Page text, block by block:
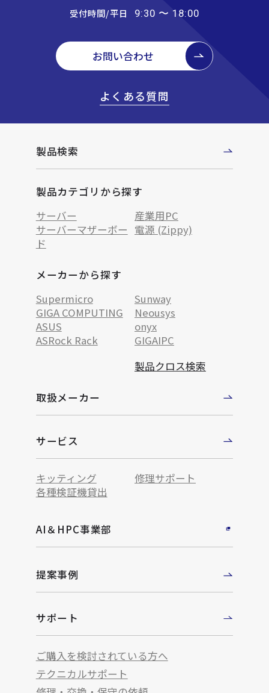
受付時間/平日 9:30 〜 18:00
お問い合わせ
よくある質問
製品検索
製品カテゴリから探す
サーバー
産業用PC
サーバーマザーボー
ド
電源 (Zippy)
メーカーから探す
Supermicro
Sunway
GIGA COMPUTING
Neousys
ASUS
onyx
ASRock Rack
GIGAIPC
製品クロス検索
取扱メーカー
サービス
キッティング
修理サポート
各種検証機貸出
AI＆HPC事業部
提案事例
サポート
ご購入を検討されている方へ
テクニカルサポート